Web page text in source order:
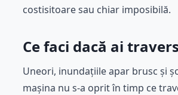
costisitoare sau chiar imposibilă.
Ce faci dacă ai
Uneori, inundațiile apar brusc și
mașina nu s-a oprit în timp ce